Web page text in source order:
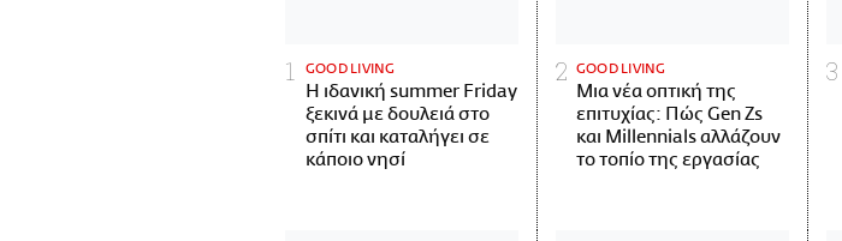
GOOD LIVING
Η ιδανική summer Friday
ξεκινά με δουλειά στο
σπίτι και καταλήγει σε
κάποιο νησί
GOOD LIVING
Μια νέα οπτική της
επιτυχίας: Πώς Gen Zs
και Millennials αλλάζουν
το τοπίο της εργασίας